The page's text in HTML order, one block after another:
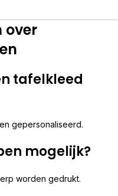
over
tafelkleed
gepersonaliseerd.
mogelijk?
worden gedrukt.